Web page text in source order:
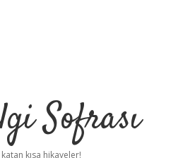
Sofrası
kısa hikayeler!